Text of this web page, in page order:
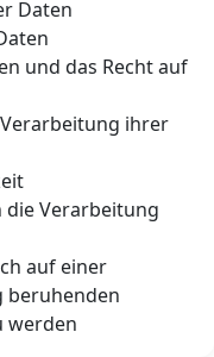
Daten
und das Recht auf
ihrer
die Verarbeitung
auf einer
beruhenden
werden